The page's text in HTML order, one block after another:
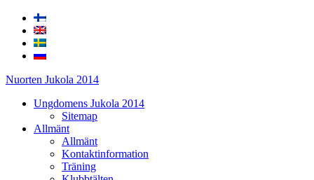
Nuorten Jukola 2014
Ungdomens Jukola 2014
Sitemap
Allmänt
Allmänt
Kontaktinformation
Träning